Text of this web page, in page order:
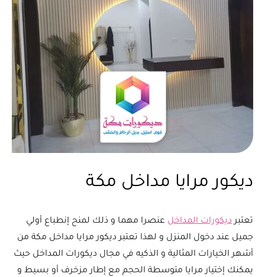
ديكور مرايا مداخل مكة
تعتبرديكورات المداخل عنصرا مهما و ذلك لمنح إنطباع أولي
جميل عند دخول المنزل و لهذا تعتبر ديكور مرايا مداخل مكة من
أشهر الخيارات المثالية و الذكيه في مجال ديكورات المداخل حيث
يمكنك إختيار مرايا متوسطة الحجم مع إطار مزخرف أو بسيط و